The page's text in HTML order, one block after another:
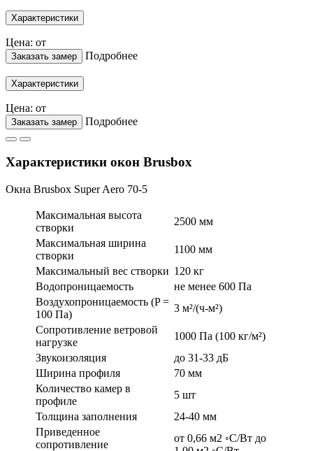
Характеристики
Цена: от
Заказать замер Подробнее
Характеристики
Цена: от
Заказать замер Подробнее
Характеристики окон Brusbox
Окна Brusbox Super Aero 70-5
Максимальная высота
створки
2500 мм
Максимальная ширина
створки
1100 мм
Максимальный вес створки 120 кг
Водопроницаемость
не менее 600 Па
Воздухопроницаемость (P =
100 Па)
3 м²/(ч-м²)
Сопротивление ветровой
нагрузке
1000 Па (100 кг/м²)
Звукоизоляция
до 31-33 дБ
Ширина профиля
70 мм
Количество камер в
профиле
5 шт
Толщина заполнения
24-40 мм
Приведенное
сопротивление
от 0,66 м2 ◦С/Вт до